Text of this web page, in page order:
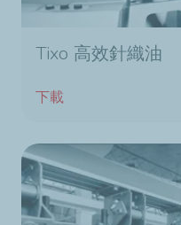
Tixo 高效針織油
下載